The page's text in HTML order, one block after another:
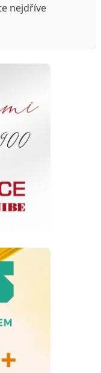
nejdříve